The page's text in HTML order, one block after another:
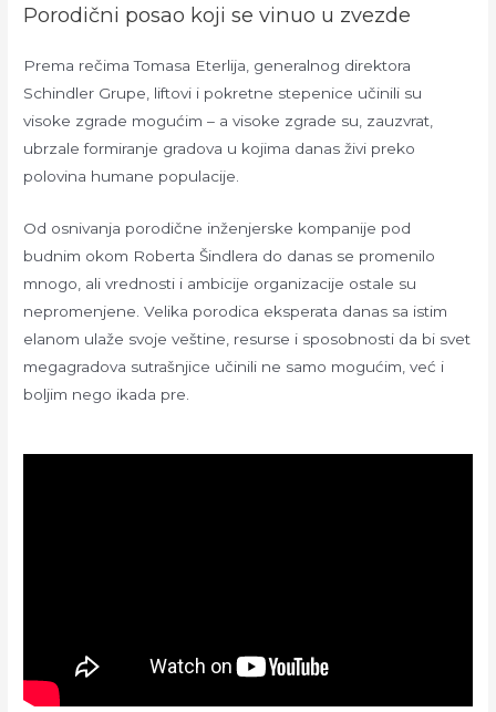
Porodični posao koji se vinuo u zvezde
Prema rečima Tomasa Eterlija, generalnog direktora
Schindler Grupe, liftovi i pokretne stepenice učinili su
visoke zgrade mogućim – a visoke zgrade su, zauzvrat,
ubrzale formiranje gradova u kojima danas živi preko
polovina humane populacije.
Od osnivanja porodične inženjerske kompanije pod
budnim okom Roberta Šindlera do danas se promenilo
mnogo, ali vrednosti i ambicije organizacije ostale su
nepromenjene. Velika porodica eksperata danas sa istim
elanom ulaže svoje veštine, resurse i sposobnosti da bi svet
megagradova sutrašnjice učinili ne samo mogućim, već i
boljim nego ikada pre.